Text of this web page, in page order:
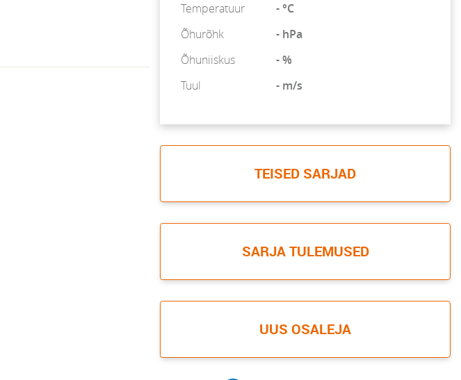
Temperatuur
- °C
Õhurõhk
- hPa
Õhuniiskus
- %
Tuul
- m/s
TEISED SARJAD
SARJA TULEMUSED
UUS OSALEJA